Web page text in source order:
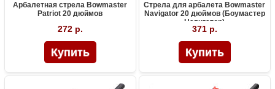
Арбалетная стрела Bowmaster
Patriot 20 дюймов
272 р.
Стрела для арбалета Bowmaster
Navigator 20 дюймов (Боумастер
Навигатор)
371 р.